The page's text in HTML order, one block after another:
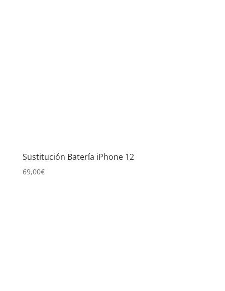
Sustitución Batería iPhone 12
69,00€